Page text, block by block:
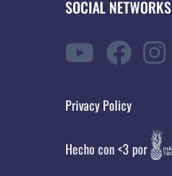
SOCIAL NETWORKS
Privacy Policy
Hecho con <3 por